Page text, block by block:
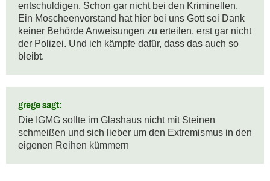
entschuldigen. Schon gar nicht bei den Kriminellen.
Ein Moscheenvorstand hat hier bei uns Gott sei Dank
keiner Behörde Anweisungen zu erteilen, erst gar nicht
der Polizei. Und ich kämpfe dafür, dass das auch so
bleibt.
grege sagt:
Die IGMG sollte im Glashaus nicht mit Steinen
schmeißen und sich lieber um den Extremismus in den
eigenen Reihen kümmern